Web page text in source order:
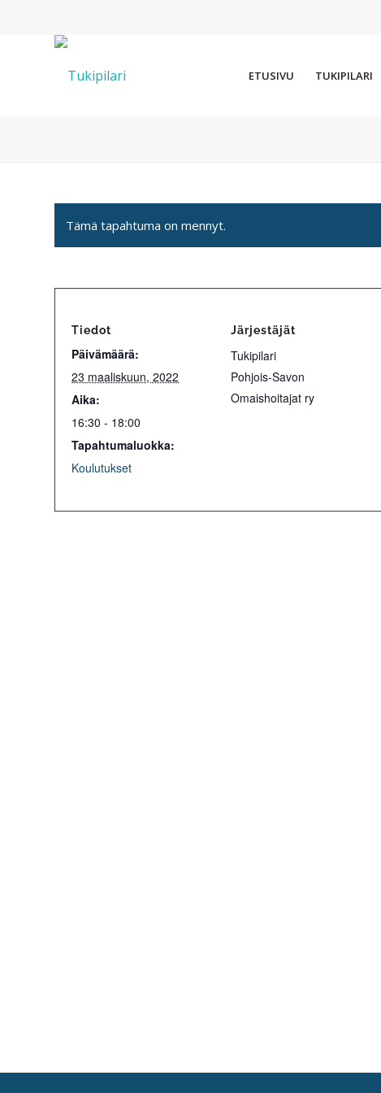
ETUSIVU TUKIPILARI
Tämä tapahtuma on mennyt.
Tiedot
Päivämäärä:
23 maaliskuun, 2022
Aika:
16:30 - 18:00
Tapahtumaluokka:
Koulutukset
Järjestäjät
Tukipilari
Pohjois-Savon
Omaishoitajat ry